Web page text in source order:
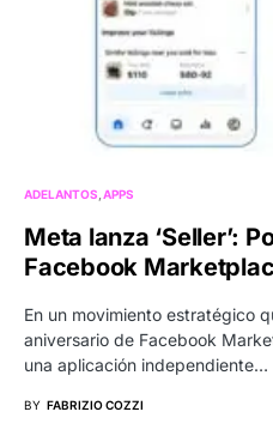
ADELANTOS APPS
Meta lanza ‘Seller’:
Facebook
En un movimiento estratégico
aniversario de Facebook
una aplicación independiente…
BY FABRIZIO COZZI